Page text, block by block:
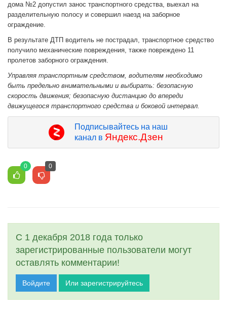
дома №2 допустил занос транспортного средства, выехал на
разделительную полосу и совершил наезд на заборное
ограждение.
В результате ДТП водитель не пострадал, транспортное средство
получило механические повреждения, также повреждено 11
пролетов заборного ограждения.
Управляя транспортным средством, водителям необходимо
быть предельно внимательными и выбирать: безопасную
скорость движения; безопасную дистанцию до впереди
движущегося транспортного средства и боковой интервал.
Подписывайтесь на наш
канал в Яндекс.Дзен
0 0
С 1 декабря 2018 года только
зарегистрированные пользователи могут
оставлять комментарии!
Войдите Или зарегистрируйтесь